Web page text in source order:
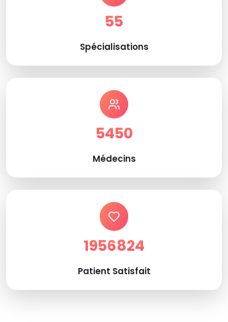
55
Spécialisations
5450
Médecins
1956824
Patient Satisfait